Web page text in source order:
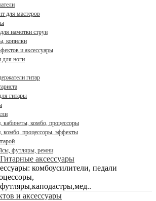
для мастеров
намотки струн
копилки
и аксессуары
для ноги
гитар
гитары
кабинеты, комбо, процессоры
комбо, процессоры, эффекты
футляры, ремни
аксессуары
комбоусилители, педали
и аксессуары